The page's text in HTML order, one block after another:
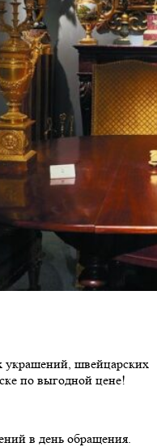
швейцарских
по выгодной цене!
в день обращения.